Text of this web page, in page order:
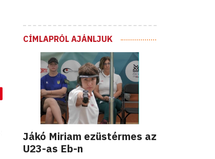
CÍMLAPRÓL AJÁNLJUK
Jákó Miriam ezüstérmes az
U23-as Eb-n